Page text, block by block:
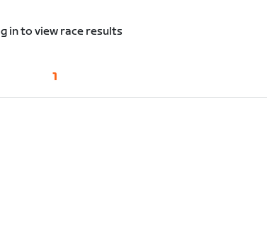
in to view race results
1